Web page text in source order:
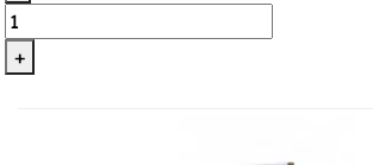
+